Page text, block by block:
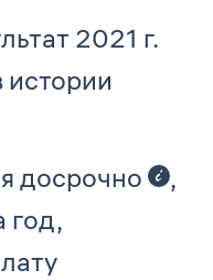
2021 г.
досрочно
,
год,